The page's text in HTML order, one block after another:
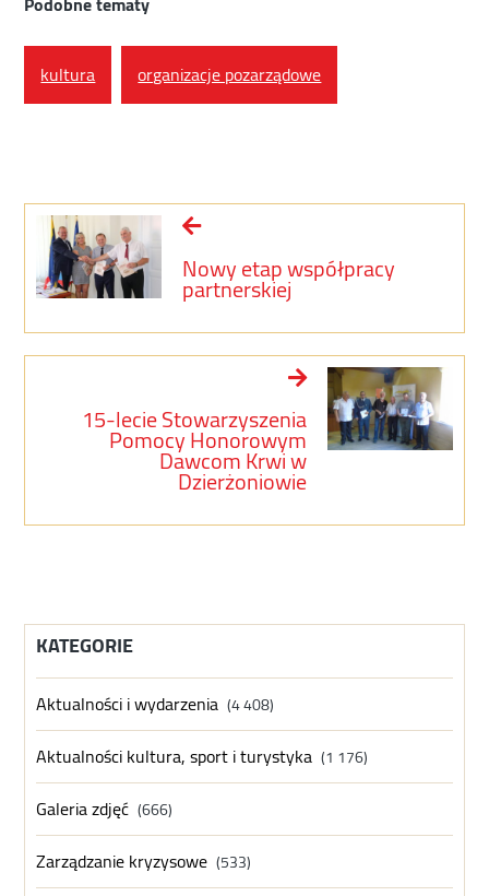
kultura organizacje pozarządowe
Nowy etap współpracy
partnerskiej
15-lecie Stowarzyszenia
Pomocy Honorowym
Dawcom Krwi w
Dzierżoniowie
KATEGORIE
Aktualności i wydarzenia (4 408)
Aktualności kultura, sport i turystyka (1 176)
Galeria zdjęć (666)
Zarządzanie kryzysowe (533)